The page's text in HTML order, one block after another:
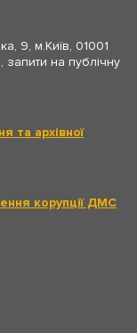
9, м.Київ, 01001
запити на публічну
та архівної
корупції ДМС